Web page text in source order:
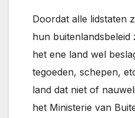
Doordat alle lidstaten
hun buitenlandsbeleid
het ene land wel
tegoeden, schepen,
land dat niet of
het Ministerie van